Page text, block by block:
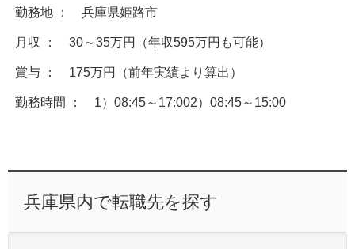
勤務地 ： 兵庫県姫路市
月収 ： 30～35万円（年収595万円も可能）
賞与 ： 175万円（前年実績より算出）
勤務時間 ： 1）08:45～17:002）08:45～15:00
兵庫県内で転職先を探す